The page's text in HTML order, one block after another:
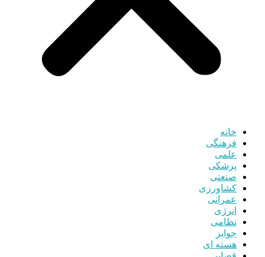
خانه
فرهنگی
علمی
پزشکی
صنعتی
کشاورزی
عمرانی
انرژی
نظامی
جوایز
هسته ای